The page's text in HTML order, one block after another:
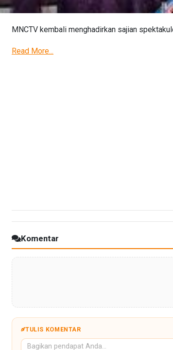
MNCTV kembali menghadirkan sajian
Read More...
Komentar
TULIS KOMENTAR